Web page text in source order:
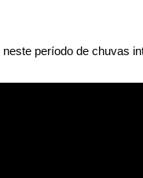
período de chuvas